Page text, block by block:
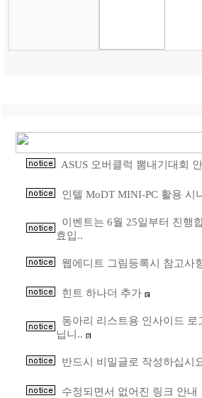
ASUS 오버클럭 뽐내기대회
인텔 MoDT MINI-PC 활용 시
이벤트는 6월 25일부터 진행
효입..
웹에디트 그림등록시 참고사
힌트 하나더 추가 [5]
동아리 리스트용 인사이드 로
닙니..
[7]
반드시 비밀글로 작성하십시
수정되면서 없어진 링크 안내